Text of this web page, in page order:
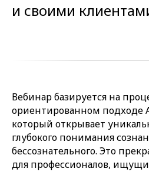
и своими
Вебинар базируется на
ориентированном подходе
который открывает
глубокого понимания
бессознательного. Это
для профессионалов,